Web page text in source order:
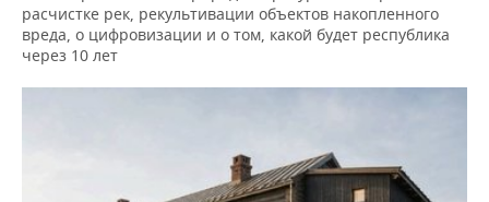
расчистке рек, рекультивации объектов накопленного
вреда, о цифровизации и о том, какой будет республика
через 10 лет